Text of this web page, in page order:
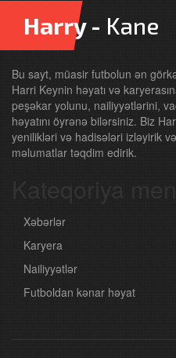
Harry - Kane
Bu sayt, müasir futbolun ən
Harri Keynin həyatı və
peşəkar yolunu, nailiyyətlərini,
həyatını öyrənə bilərsiniz. Biz
yenilikləri və hadisələri izləyirik
məlumatlar təqdim edirik.
Kateqoriya
Xəbərlər
Karyera
Nailiyyətlər
Futboldan kənar həyat